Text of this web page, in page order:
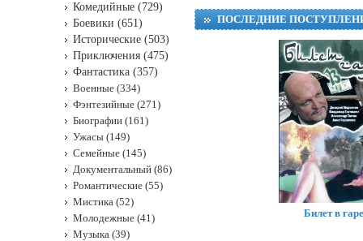
ПОСЛЕДНИЕ
Билет в
Комедийные (729)
Боевики (651)
Исторические (503)
Приключения (475)
Фантастика (357)
Военные (334)
Фэнтезийные (271)
Биографии (161)
Ужасы (149)
Семейные (145)
Документальный (86)
Романтические (55)
Мистика (52)
Молодежные (41)
Музыка (39)